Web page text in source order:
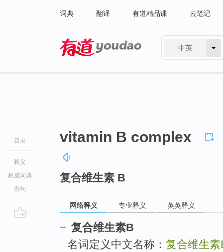
词典 翻译 有道精品课 云笔记
中英
目录
释义
权威词典
例句
vitamin B complex
复合维生素 B
网络释义 专业释义 英英释义
复合维生素B
名词定义中文名称： 复合维生素